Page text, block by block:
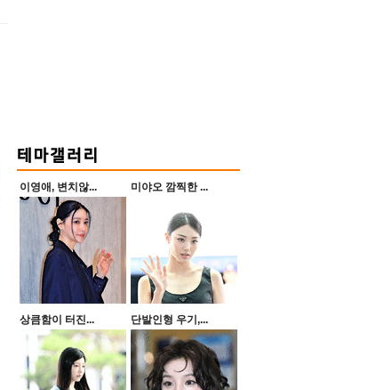
이영애, 변치않... 미야오 깜찍한 ...
상큼함이 터진... 단발인형 우기,...